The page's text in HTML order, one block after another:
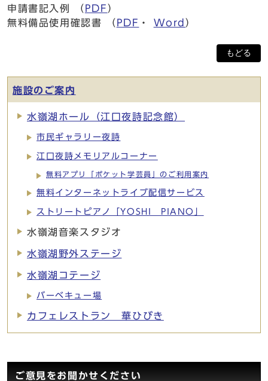
申請書記入例 （ PDF ）
無料備品使用確認書 （ PDF ・ Word ）
もどる
施設のご案内
水嶺湖ホール（江口夜詩記念館）
市民ギャラリー夜詩
江口夜詩メモリアルコーナー
無料アプリ「ポケット学芸員」のご利用案内
無料インターネットライブ配信サービス
ストリートピアノ「YOSHI PIANO」
水嶺湖音楽スタジオ
水嶺湖野外ステージ
水嶺湖コテージ
バーベキュー場
カフェレストラン 華ひびき
ご意見をお聞かせください